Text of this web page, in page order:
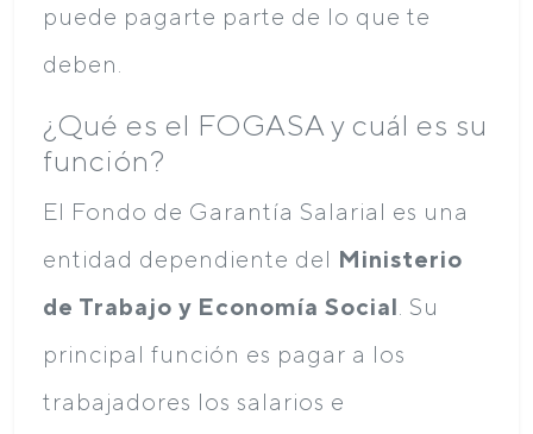
puede pagarte parte de lo que te
deben.
¿Qué es el FOGASA y cuál es su
función?
El Fondo de Garantía Salarial es una
entidad dependiente del Ministerio
de Trabajo y Economía Social . Su
principal función es pagar a los
trabajadores los salarios e